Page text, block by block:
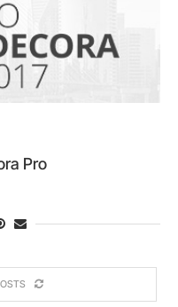
Pro